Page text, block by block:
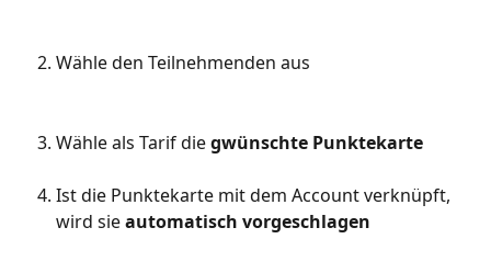
Wähle den Teilnehmenden aus
Wähle als Tarif die gwünschte Punktekarte
Ist die Punktekarte mit dem Account verknüpft,
wird sie automatisch vorgeschlagen